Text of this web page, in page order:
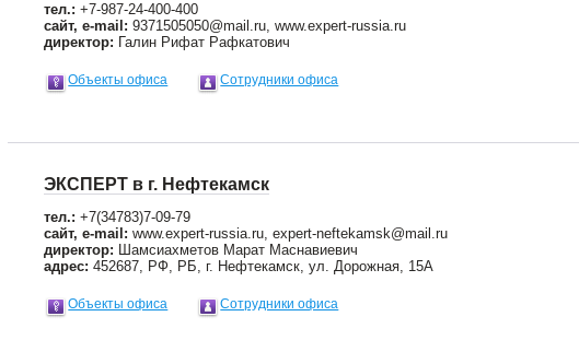
тел.: +7-987-24-400-400
сайт, e-mail: 9371505050@mail.ru, www.expert-russia.ru
директор: Галин Рифат Рафкатович
Объекты офиса Сотрудники офиса
ЭКСПЕРТ в г. Нефтекамск
тел.: +7(34783)7-09-79
сайт, e-mail: www.expert-russia.ru, expert-neftekamsk@mail.ru
директор: Шамсиахметов Марат Маснавиевич
адрес: 452687, РФ, РБ, г. Нефтекамск, ул. Дорожная, 15А
Объекты офиса Сотрудники офиса